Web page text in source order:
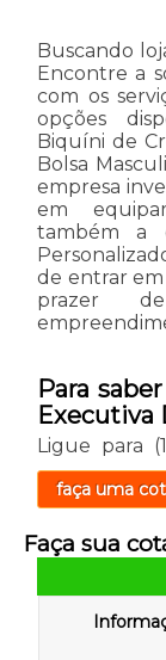
Buscando
Encontre a
com os
opções
Biquíni de
Bolsa
empresa
em
também a
de entrar em
prazer
Para
Executiva
Ligue para
faça uma
Faça sua